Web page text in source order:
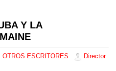
Y LA
OTROS ESCRITORES
Director